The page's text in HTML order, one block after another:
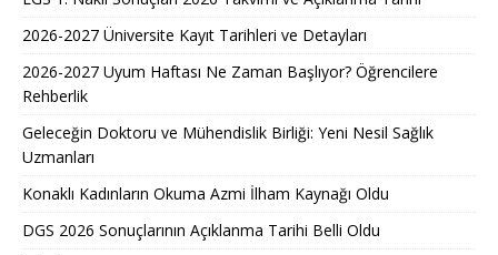
2026-2027 Üniversite Kayıt Tarihleri ve Detayları
2026-2027 Uyum Haftası Ne Zaman Başlıyor? Öğrencilere
Rehberlik
Geleceğin Doktoru ve Mühendislik Birliği: Yeni Nesil Sağlık
Uzmanları
Konaklı Kadınların Okuma Azmi İlham Kaynağı Oldu
DGS 2026 Sonuçlarının Açıklanma Tarihi Belli Oldu